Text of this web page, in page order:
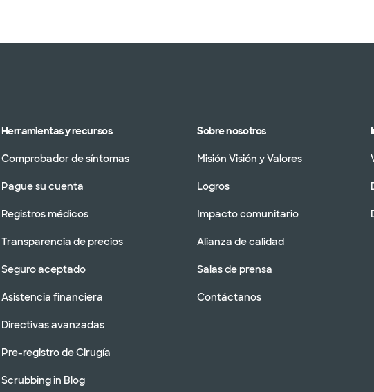
Herramientas y recursos
Comprobador de síntomas
Pague su cuenta
Registros médicos
Transparencia de precios
Seguro aceptado
Asistencia financiera
Directivas avanzadas
Pre-registro de Cirugía
Scrubbing in Blog
Sobre nosotros
Misión Visión y Valores
Logros
Impacto comunitario
Alianza de calidad
Salas de prensa
Contáctanos